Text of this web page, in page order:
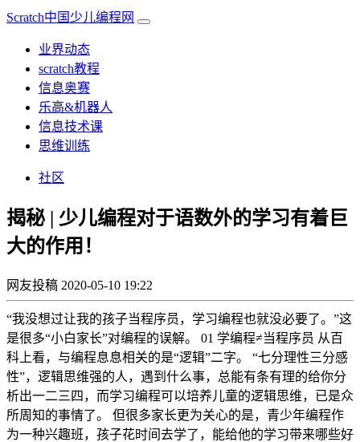
Scratch中国少儿编程网
业界动态
scratch教程
信息奥赛
乐高&机器人
信息技术课
思维训练
社区
揭秘 | 少儿编程对于语数外的学习有着巨
大的作用！
网友投稿 2020-05-10 19:22
“我没想过让我的孩子当程序员，学习编程也就没必要了。”这
是很多“小白家长”对编程的误解。 01 学编程≠当程序员 从百
科上看，与编程息息相关的是“逻辑”二字。 “七分理性三分感
性”，逻辑思维强的人，遇到什么事，总能有条有理的给你分
析出一二三四，而学习编程可以培养儿童的逻辑思维，已是众
所周知的事情了。 但很多家长更为关心的是，青少年编程作
为一种兴趣班，孩子花时间去学了，能给他的学习带来哪些好